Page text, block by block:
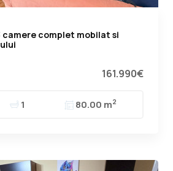
complet mobilat si
161.990€
1 80.00 m2